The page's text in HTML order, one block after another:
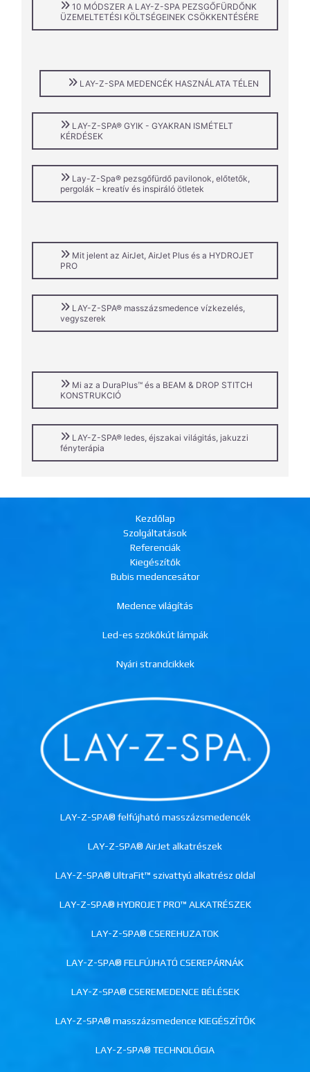
10 MÓDSZER A LAY-Z-SPA PEZSGŐFÜRDŐNK
ÜZEMELTETÉSI KÖLTSÉGEINEK CSÖKKENTÉSÉRE
LAY-Z-SPA MEDENCÉK HASZNÁLATA TÉLEN
LAY-Z-SPA® GYIK - GYAKRAN ISMÉTELT
KÉRDÉSEK
Lay-Z-Spa® pezsgőfürdő pavilonok, előtetők,
pergolák – kreatív és inspiráló ötletek
Mit jelent az AirJet, AirJet Plus és a HYDROJET
PRO
LAY-Z-SPA® masszázsmedence vízkezelés,
vegyszerek
Mi az a DuraPlus™ és a BEAM & DROP STITCH
KONSTRUKCIÓ
LAY-Z-SPA® ledes, éjszakai világitás, jakuzzi
fényterápia
Kezdőlap
Szolgáltatások
Referenciák
Kiegészítők
Bubis medencesátor
Medence világítás
Led-es szökőkút lámpák
Nyári strandcikkek
LAY-Z-SPA® felfújható masszázsmedencék
LAY-Z-SPA® AirJet alkatrészek
LAY-Z-SPA® UltraFit™ szivattyú alkatrész oldal
LAY-Z-SPA® HYDROJET PRO™ ALKATRÉSZEK
LAY-Z-SPA® CSEREHUZATOK
LAY-Z-SPA® FELFÚJHATÓ CSEREPÁRNÁK
LAY-Z-SPA® CSEREMEDENCE BÉLÉSEK
LAY-Z-SPA® masszázsmedence KIEGÉSZÍTŐK
LAY-Z-SPA® TECHNOLÓGIA